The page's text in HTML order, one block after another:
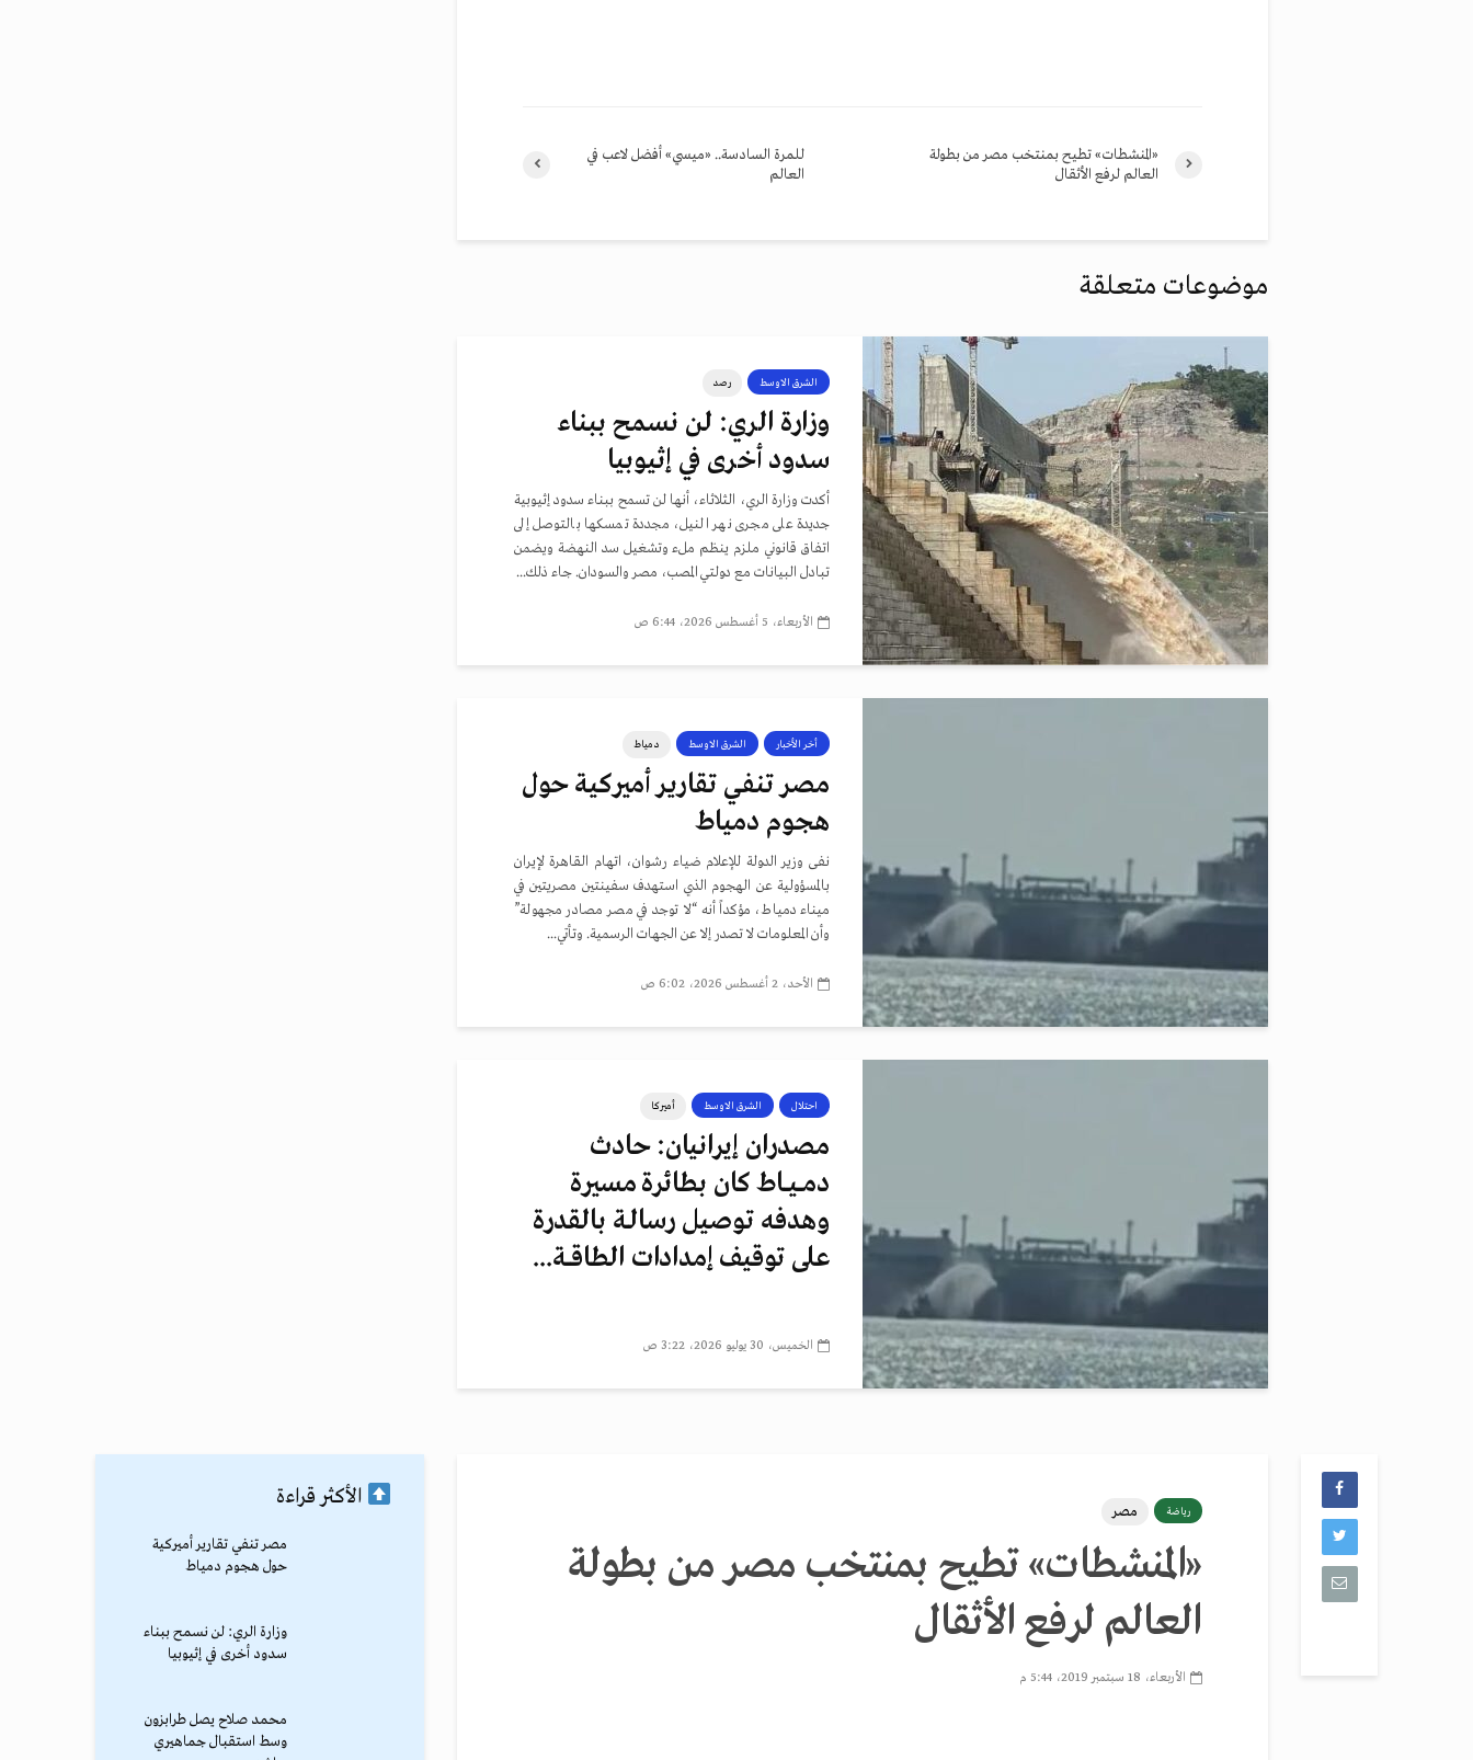
للمرة السادسة.. «ميسي» أفضل لاعب في
العالم
«المنشطات» تطيح بمنتخب مصر من بطولة
العالم لرفع الأثقال
موضوعات متعلقة
الشرق الاوسط رصد
وزارة الري: لن نسمح ببناء
سدود أخرى في إثيوبيا
أكدت وزارة الري، الثلاثاء، أنها لن تسمح ببناء سدود إثيوبية
جديدة على مجرى نهر النيل، مجددة تمسكها بالتوصل إلى
اتفاق قانوني ملزم ينظم ملء وتشغيل سد النهضة ويضمن
تبادل البيانات مع دولتي المصب، مصر والسودان. جاء ذلك...
الأربعاء، 5 أغسطس 2026، 6:44 ص
أخر الأخبار الشرق الاوسط دمياط
مصر تنفي تقارير أميركية حول
هجوم دمياط
نفى وزير الدولة للإعلام ضياء رشوان، اتهام القاهرة لإيران
بالمسؤولية عن الهجوم الذي استهدف سفينتين مصريتين في
ميناء دمياط، مؤكداً أنه “لا توجد في مصر مصادر مجهولة”
وأن المعلومات لا تصدر إلا عن الجهات الرسمية. وتأتي...
الأحد، 2 أغسطس 2026، 6:02 ص
احتلال الشرق الاوسط أميركا
مصدران إيرانيان: حادث
دمــيــاط كان بطائرة مسيرة
وهدفه توصيل رسالـة بالقدرة
على توقيف إمدادات الطاقــة...
الخميس، 30 يوليو 2026، 3:22 ص
رياضة مصر
«المنشطات» تطيح بمنتخب مصر من بطولة
العالم لرفع الأثقال
الأربعاء، 18 سبتمبر 2019، 5:44 م
الأكثر قراءة
مصر تنفي تقارير أميركية
حول هجوم دمياط
وزارة الري: لن نسمح ببناء
سدود أخرى في إثيوبيا
محمد صلاح يصل طرابزون
وسط استقبال جماهيري